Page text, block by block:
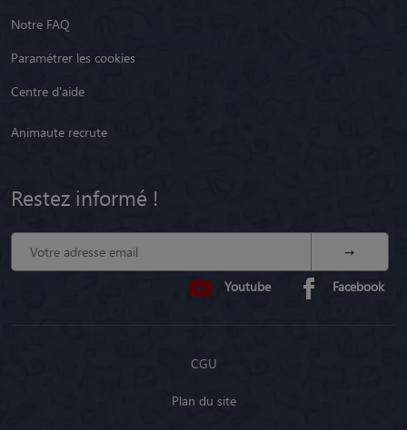
Notre FAQ
Paramétrer les cookies
Centre d'aide
Animaute recrute
Restez informé !
Youtube Facebook
CGU
Plan du site